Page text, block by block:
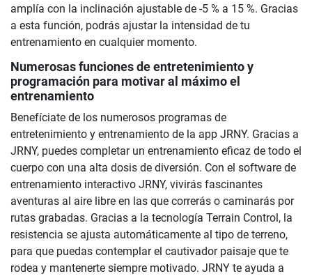
amplía con la inclinación ajustable de -5 % a 15 %. Gracias
a esta función, podrás ajustar la intensidad de tu
entrenamiento en cualquier momento.
Numerosas funciones de entretenimiento y
programación para motivar al máximo el
entrenamiento
Benefíciate de los numerosos programas de
entretenimiento y entrenamiento de la app JRNY. Gracias a
JRNY, puedes completar un entrenamiento eficaz de todo el
cuerpo con una alta dosis de diversión. Con el software de
entrenamiento interactivo JRNY, vivirás fascinantes
aventuras al aire libre en las que correrás o caminarás por
rutas grabadas. Gracias a la tecnología Terrain Control, la
resistencia se ajusta automáticamente al tipo de terreno,
para que puedas contemplar el cautivador paisaje que te
rodea y mantenerte siempre motivado. JRNY te ayuda a